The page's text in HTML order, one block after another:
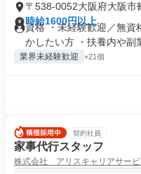
〒538-0052大阪府大阪市
時給1600円以上
資格 ・未経験歓迎／無資
かしたい方 ・扶養内や副
業界未経験歓迎 +21個
契約社員
家事代行スタッフ
株式会社 アリスキャリアサービ